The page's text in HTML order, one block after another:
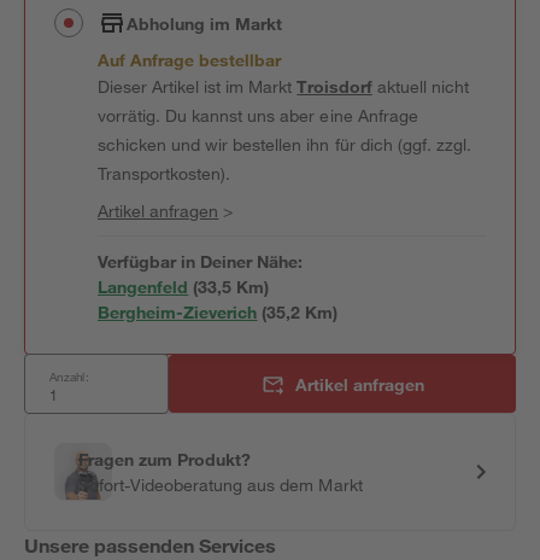
Abholung im Markt
Auf Anfrage bestellbar
Dieser Artikel ist im MarktTroisdorfaktuell nicht
vorrätig. Du kannst uns aber eine Anfrage
schicken und wir bestellen ihn für dich (ggf. zzgl.
Transportkosten).
Artikel anfragen >
Verfügbar in Deiner Nähe:
Langenfeld (33,5 Km)
Bergheim-Zieverich (35,2 Km)
Anzahl: Artikel anfragen
Fragen zum Produkt?
Sofort-Videoberatung aus dem Markt
Unsere passenden Services